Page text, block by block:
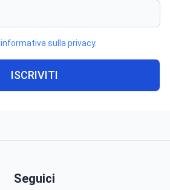
informativa sulla privacy.
ISCRIVITI
Seguici